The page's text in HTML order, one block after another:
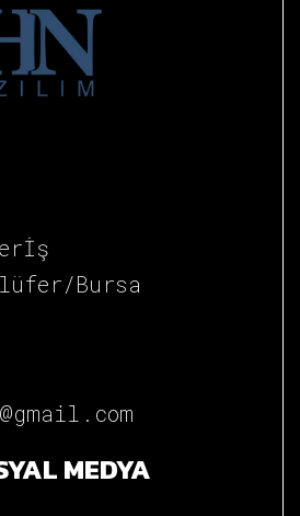
Bursa
MEDYA